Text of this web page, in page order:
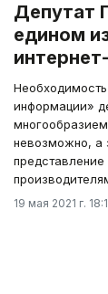
Депутат
едином
информации»
невозможно, а
19 мая 2021 г.